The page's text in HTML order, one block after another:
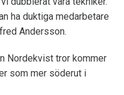
ha duktiga medarbetare
Andersson.
Nordekvist tror kommer
som mer söderut i